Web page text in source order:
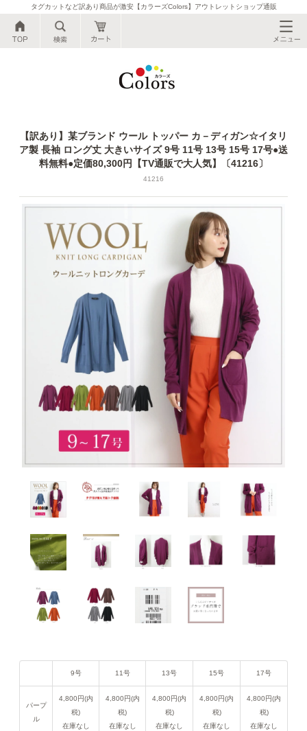
タグカットなど訳あり商品が激安【カラーズColors】アウトレットショップ通販
【訳あり】某ブランド ウール トッパー カ－ディガン☆イタリ
ア製 長袖 ロング丈 大きいサイズ 9号 11号 13号 15号 17号●送
料無料●定価80,300円【TV通販で大人気】〔41216〕
41216
9号 11号 13号 15号 17号
パープ
ル
4,800円(内
税)
在庫なし
4,800円(内
税)
在庫なし
4,800円(内
税)
在庫なし
4,800円(内
税)
在庫なし
4,800円(内
税)
在庫なし